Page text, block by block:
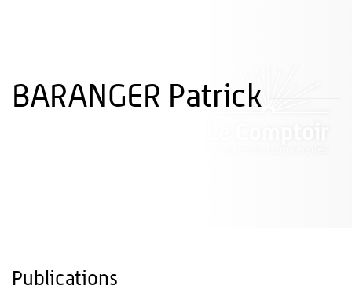
BARANGER Patrick
Publications